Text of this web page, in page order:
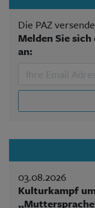
Die PAZ
Melden Sie
an:
03.08.2026
Kulturkampf